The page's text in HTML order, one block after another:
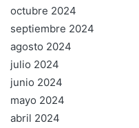
octubre 2024
septiembre 2024
agosto 2024
julio 2024
junio 2024
mayo 2024
abril 2024